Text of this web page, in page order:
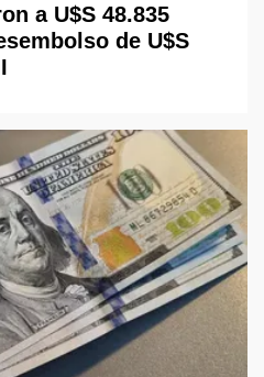
a U$S 48.835
de U$S